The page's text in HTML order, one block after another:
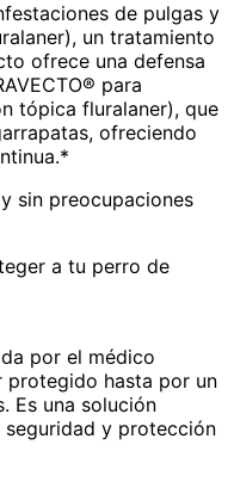
de pulgas y
un tratamiento
ofrece una defensa
para
tópica fluralaner), que
ofreciendo
sin preocupaciones
a tu perro de
por el médico
protegido hasta por un
Es una solución
y protección